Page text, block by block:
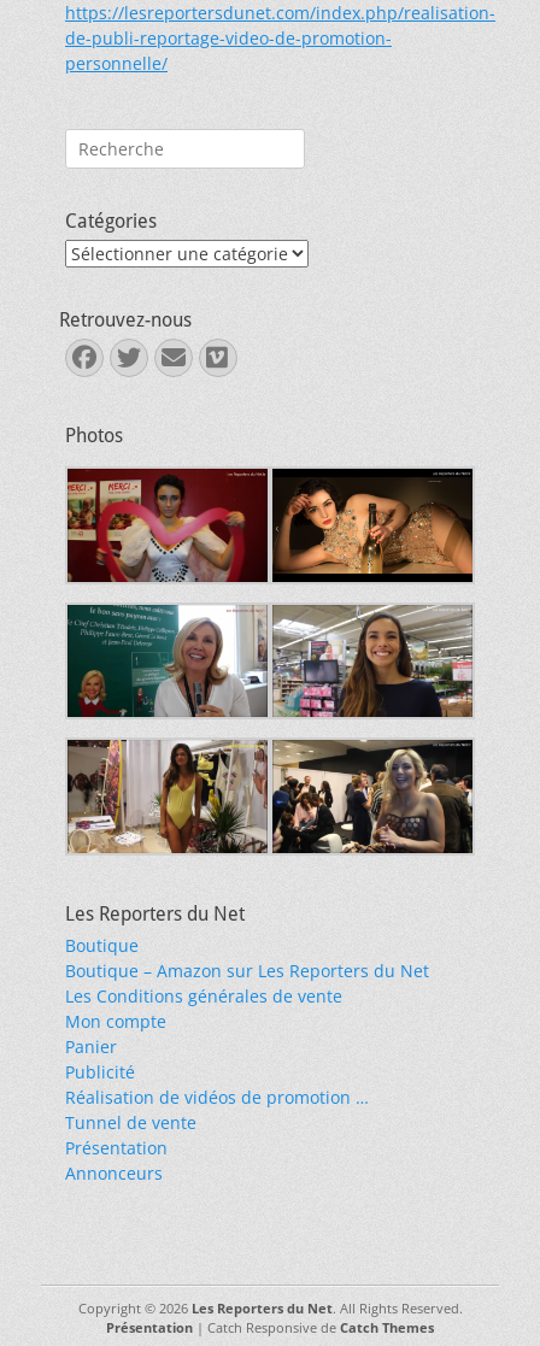
https://lesreportersdunet.com/index.php/realisation-
de-publi-reportage-video-de-promotion-
personnelle/
Rechercher :
Catégories
Catégories
Retrouvez-nous
Facebook
Twitter
E-
mail
Vimeo
Photos
Les Reporters du Net
Boutique
Boutique – Amazon sur Les Reporters du Net
Les Conditions générales de vente
Mon compte
Panier
Publicité
Réalisation de vidéos de promotion …
Tunnel de vente
Présentation
Annonceurs
Copyright © 2026 Les Reporters du Net. All Rights Reserved.
Présentation | Catch Responsive de Catch Themes